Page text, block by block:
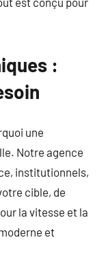
:
une
Notre agence
institutionnels,
cible, de
la vitesse et la
et